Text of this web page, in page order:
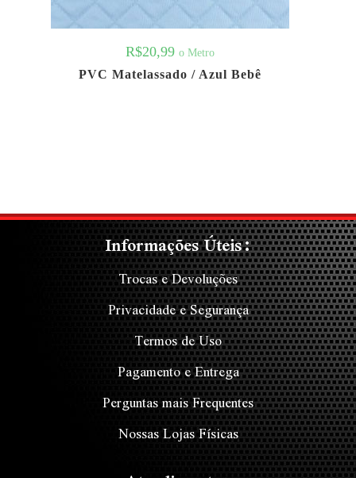
R$20,99 o Metro
PVC Matelassado / Azul Bebê
Informações Úteis:
Trocas e Devoluções
Privacidade e Segurança
Termos de Uso
Pagamento e Entrega
Perguntas mais Frequentes
Nossas Lojas Físicas